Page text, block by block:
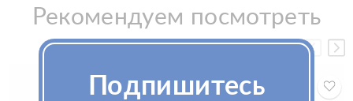
Рекомендуем посмотреть
Подпишитесь